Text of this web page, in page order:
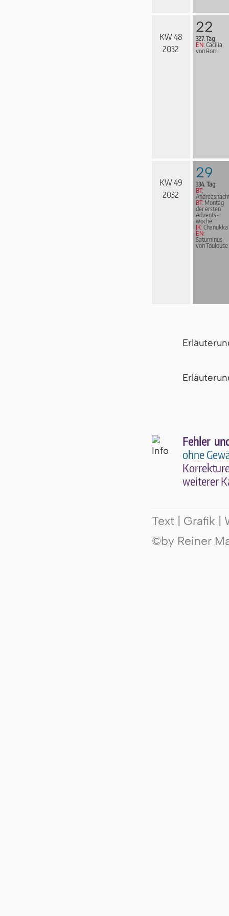
KW 48
2032
22
327. Tag
EN: Cäcilia
von Rom
KW 49
2032
29
334. Tag
BT:
BT: Montag
der ersten
Advents­
woche
JK: Chanukka
EN:
Saturninus
von Toulouse
Fehler
ohne
wei­te­rer
Text | Grafik |
©by Reiner